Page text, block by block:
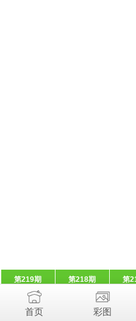
第219期 第218期 第
首页 彩图